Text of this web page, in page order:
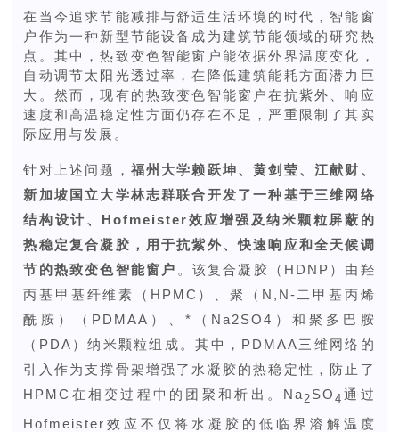
在当今追求节能减排与舒适生活环境的时代，智能窗
户作为一种新型节能设备成为建筑节能领域的研究热
点。其中，热致变色智能窗户能依据外界温度变化，
自动调节太阳光透过率，在降低建筑能耗方面潜力巨
大。然而，现有的热致变色智能窗户在抗紫外、响应
速度和高温稳定性方面仍存在不足，严重限制了其实
际应用与发展。
针对上述问题， 福州大学赖跃坤、黄剑莹、江献财、
新加坡国立大学林志群联合开发了一种基于三维网络
结构设计、Hofmeister效应增强及纳米颗粒屏蔽的
热稳定复合凝胶，用于抗紫外、快速响应和全天候调
节的热致变色智能窗户 。该复合凝胶（HDNP）由羟
丙基甲基纤维素（HPMC）、聚（N,N-二甲基丙烯
酰胺）（PDMAA）、*（Na2SO4）和聚多巴胺
（PDA）纳米颗粒组成。其中，PDMAA三维网络的
引入作为支撑骨架增强了水凝胶的热稳定性，防止了
HPMC在相变过程中的团聚和析出。Na2 SO 4 通过
Hofmeister效应不仅将水凝胶的低临界溶解温度